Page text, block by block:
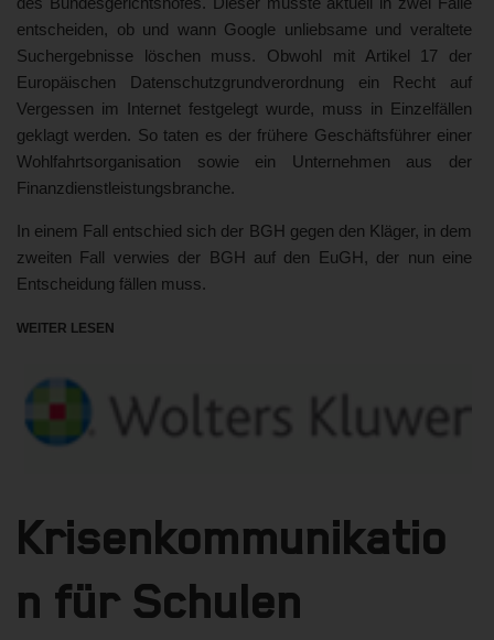
entscheiden, ob und wann Google unliebsame und veraltete
Suchergebnisse löschen muss. Obwohl mit Artikel 17 der
Europäischen Datenschutzgrundverordnung ein Recht auf
Vergessen im Internet festgelegt wurde, muss in Einzelfällen
geklagt werden. So taten es der frühere Geschäftsführer einer
Wohlfahrtsorganisation sowie ein Unternehmen aus der
Finanzdienstleistungsbranche.
In einem Fall entschied sich der BGH gegen den Kläger, in dem
zweiten Fall verwies der BGH auf den EuGH, der nun eine
Entscheidung fällen muss.
WEITER LESEN
Krisenkommunikatio
n für Schulen